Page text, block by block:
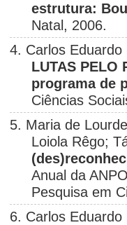
estrutura:
Natal, 2006.
4. Carlos
LUTAS PELO
programa de
Ciências
5. Maria de
Loiola Rêgo;
Anual da
Pesquisa em
6. Carlos